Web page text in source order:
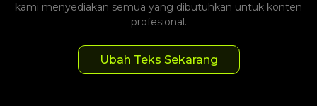
kami menyediakan semua yang dibutuhkan untuk konten
profesional.
Ubah Teks Sekarang